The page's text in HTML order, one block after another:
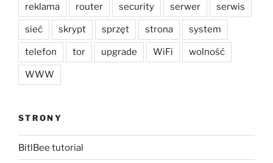
reklama router security serwer serwis
sieć skrypt sprzęt strona system
telefon tor upgrade WiFi wolność
WWW
STRONY
BitlBee tutorial